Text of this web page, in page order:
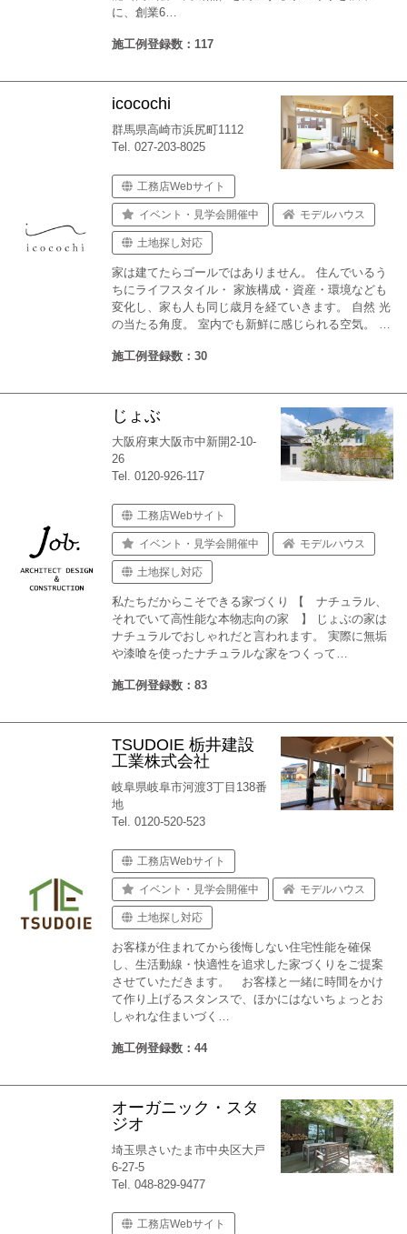
に、創業6…
施工例登録数：117
icocochi
群馬県高崎市浜尻町1112
Tel. 027-203-8025
工務店Webサイト
イベント・見学会開催中 モデルハウス
土地探し対応
家は建てたらゴールではありません。 住んでいるう
ちにライフスタイル・ 家族構成・資産・環境なども
変化し、家も人も同じ歳月を経ていきます。 自然 光
の当たる角度。 室内でも新鮮に感じられる空気。 …
施工例登録数：30
じょぶ
大阪府東大阪市中新開2-10-
26
Tel. 0120-926-117
工務店Webサイト
イベント・見学会開催中 モデルハウス
土地探し対応
私たちだからこそできる家づくり 【 ナチュラル、
それでいて高性能な本物志向の家 】 じょぶの家は
ナチュラルでおしゃれだと言われます。 実際に無垢
や漆喰を使ったナチュラルな家をつくって…
施工例登録数：83
TSUDOIE 栃井建設
工業株式会社
岐阜県岐阜市河渡3丁目138番
地
Tel. 0120-520-523
工務店Webサイト
イベント・見学会開催中 モデルハウス
土地探し対応
お客様が住まれてから後悔しない住宅性能を確保
し、生活動線・快適性を追求した家づくりをご提案
させていただきます。 お客様と一緒に時間をかけ
て作り上げるスタンスで、ほかにはないちょっとお
しゃれな住まいづく…
施工例登録数：44
オーガニック・スタ
ジオ
埼玉県さいたま市中央区大戸
6-27-5
Tel. 048-829-9477
工務店Webサイト